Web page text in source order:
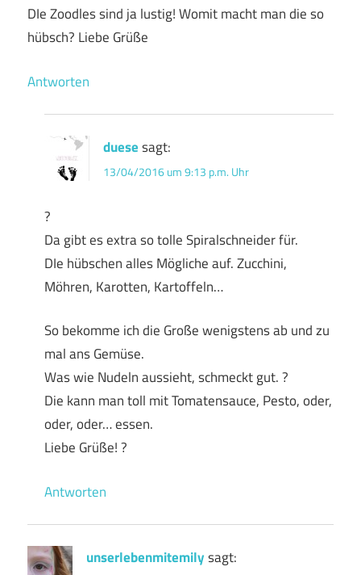
DIe Zoodles sind ja lustig! Womit macht man die so
hübsch? Liebe Grüße
Antworten
duese sagt:
13/04/2016 um 9:13 p.m. Uhr
?
Da gibt es extra so tolle Spiralschneider für.
DIe hübschen alles Mögliche auf. Zucchini,
Möhren, Karotten, Kartoffeln…
So bekomme ich die Große wenigstens ab und zu
mal ans Gemüse.
Was wie Nudeln aussieht, schmeckt gut. ?
Die kann man toll mit Tomatensauce, Pesto, oder,
oder, oder… essen.
Liebe Grüße! ?
Antworten
unserlebenmitemilysagt: